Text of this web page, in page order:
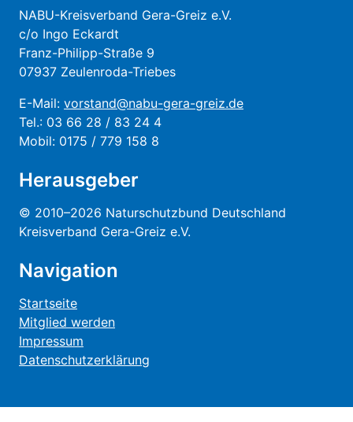
NABU-Kreisverband Gera-Greiz e.V.
c/o Ingo Eckardt
Franz-Philipp-Straße 9
07937 Zeulenroda-Triebes
E-Mail: vorstand@nabu-gera-greiz.de
Tel.: 03 66 28 / 83 24 4
Mobil: 0175 / 779 158 8
Herausgeber
© 2010–2026 Naturschutzbund Deutschland
Kreisverband Gera-Greiz e.V.
Navigation
Startseite
Mitglied werden
Impressum
Datenschutzerklärung